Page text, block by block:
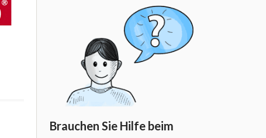
Brauchen Sie Hilfe beim